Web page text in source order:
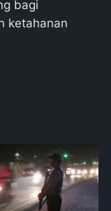
bagi
ketahanan